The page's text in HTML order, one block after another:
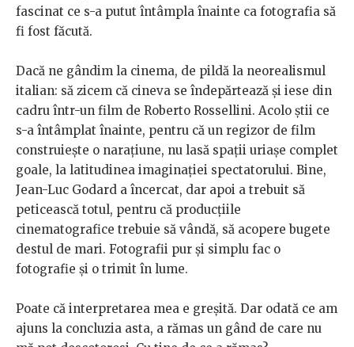
fascinat ce s-a putut întâmpla înainte ca fotografia să
fi fost făcută.
Dacă ne gândim la cinema, de pildă la neorealismul
italian: să zicem că cineva se îndepărtează și iese din
cadru într-un film de Roberto Rossellini. Acolo știi ce
s-a întâmplat înainte, pentru că un regizor de film
construiește o narațiune, nu lasă spații uriașe complet
goale, la latitudinea imaginației spectatorului. Bine,
Jean-Luc Godard a încercat, dar apoi a trebuit să
peticească totul, pentru că producțiile
cinematografice trebuie să vândă, să acopere bugete
destul de mari. Fotografii pur și simplu fac o
fotografie și o trimit în lume.
Poate că interpretarea mea e greșită. Dar odată ce am
ajuns la concluzia asta, a rămas un gând de care nu